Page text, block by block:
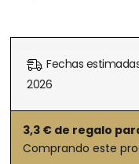
Fechas
2026
3,3 € de regalo
Comprando este